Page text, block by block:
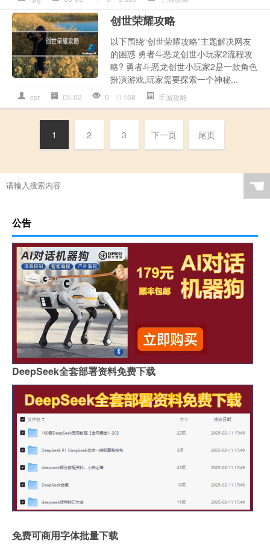
创世荣耀攻略
以下围绕“创世荣耀攻略”主题解决网友
的困惑 勇者斗恶龙创世小玩家2流程攻
略? 勇者斗恶龙创世小玩家2是一款角色
扮演游戏,玩家需要探索一个神秘...
csr 05-02 0 168 手游攻略
1 2 3 下一页 尾页
☚
公告
DeepSeek全套部署资料免费下载
免费可商用字体批量下载